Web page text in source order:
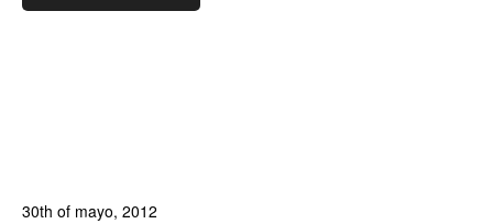
30th of mayo, 2012